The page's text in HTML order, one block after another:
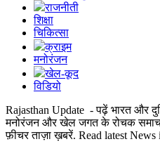
राजनीती
शिक्षा
चिकित्सा
क्राइम
मनोरंजन
खेल-कूद
विडियो
Rajasthan Update - पढ़ें भारत और
मनोरंजन और खेल जगत के रोचक
फ़ीचर ताज़ा ख़बरें. Read latest